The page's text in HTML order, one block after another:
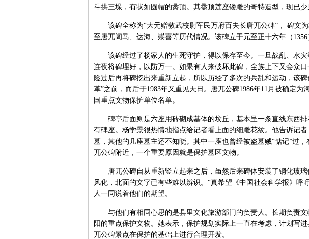
斗拱三垛，有状如圆帽的盝顶。其盝顶莲座镂雕的奇特造型，现已少
该碑全称为“大元赠敦武校尉军民万府百夫长唐兀公碑”， 碑文
至唐兀闾马、达海、崇喜等历代情况。该碑立于元至正十六年（
该碑经过了杨家人的生死守护，得以保存至今。一旦战乱、水灾
连夜将碑埋好，以防万一。如果有人来破坏此碑，全族上下又会众
险过后再将碑挖出来重新立起，所以历经了多次的兵乱和运动，该
革”之前，而后于1983年又重见天日。唐兀公碑1986年11月被确定为
国重点文物保护单位名单。
碑亭后面则是六座用砖砌成墓体的坟丘，基本呈一条直线东西排
有碑座。杨学景很热情地指点给记者看上面的细雕花纹。他告诉记
墓，其他的几座墓主还不知晓。其中一座也曾经被盗墓贼“惦记”过
兀公碑附近，一个重要原因就是保护墓区文物。
唐兀公碑自从重新竖立起来之后，虽然后来碑体安装了钢化玻璃
风化，北面的文字已有些难以辨识。“真希望《中国社会科学报》呼
人一同说着他们的期望。
与他们有相同心思的是县里文化旅游部门的负责人。长期负责文
阳的重点保护文物。她表示，保护规划实际上一直在考虑，计划写
兀公碑景点在保护的基础上进行合理开发。